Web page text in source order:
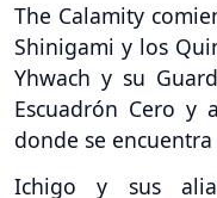
The Calamity
Shinigami y los
Yhwach y su
Escuadrón Cero y
donde se
Ichigo y sus